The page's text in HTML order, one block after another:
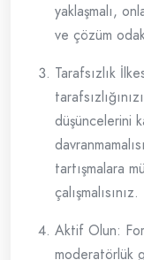
yaklaşmalı,
ve çözüm
Tarafsızlık
düşüncelerini
tartışmalara
çalışmalısınız.
Aktif Olun:
moderatörlük